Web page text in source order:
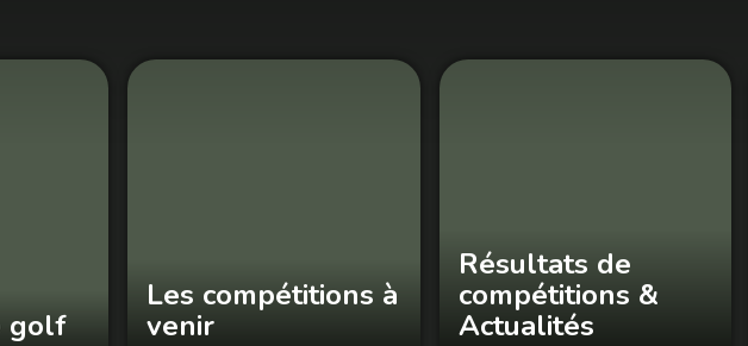
golf
Les compétitions à
venir
Résultats de
compétitions &
Actualités